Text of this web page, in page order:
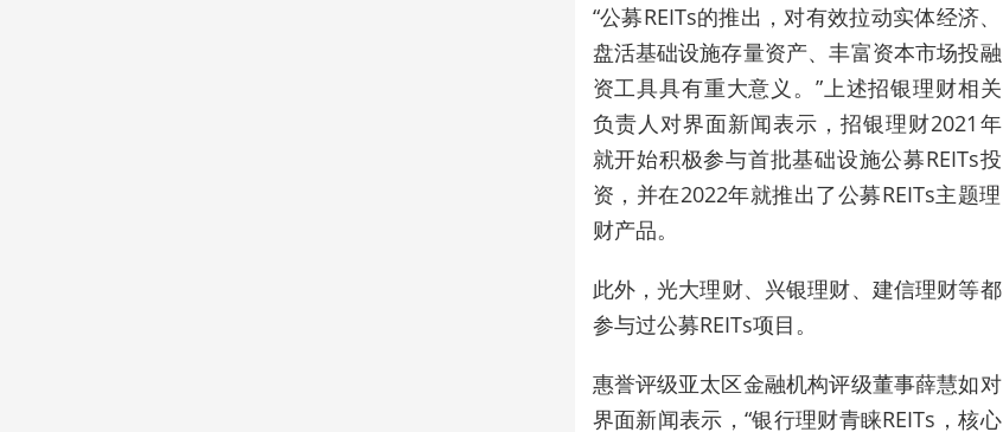
“公募REITs的推出，对有效拉动实体经济、
盘活基础设施存量资产、丰富资本市场投融
资工具具有重大意义。 ”上述招银理财相关
负责人对界面新闻表示，招银理财2021年
就开始积极参与首批基础设施公募REITs投
资，并在2022年就推出了公募REITs主题理
财产品。
此外， 光大理财、兴银理财、建信理财等都
参与过公募REITs项目。
惠誉评级亚太区金融机构评级董事薛慧如对
界面新闻表示， “银行理财青睐REITs，核心